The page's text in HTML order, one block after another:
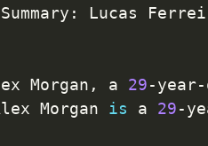
: Lucas
Morgan , a 29-year-
Morgan is a 29-